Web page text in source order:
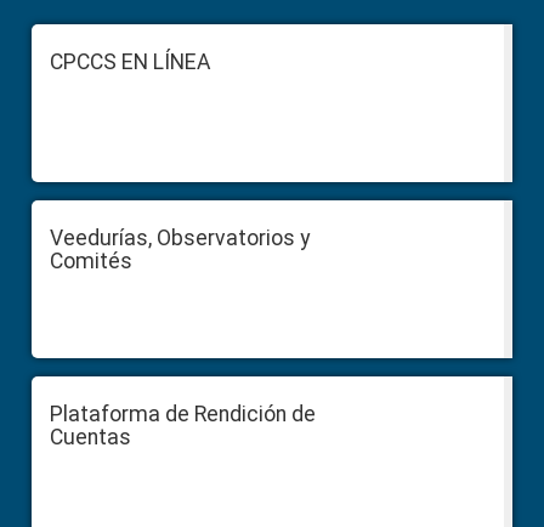
Sidebar
FooterCPCCS EN LÍNEA
Veedurías, Observatorios y
Comités
Plataforma de Rendición de
Cuentas